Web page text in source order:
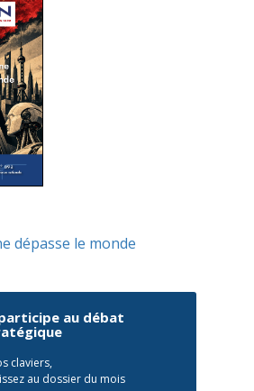
dépasse le monde
au débat
claviers,
au dossier du mois